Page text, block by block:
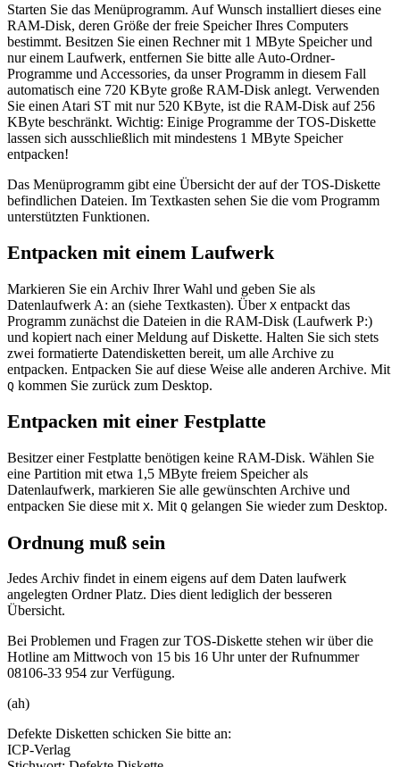
Starten Sie das Menüprogramm. Auf Wunsch installiert dieses eine
RAM-Disk, deren Größe der freie Speicher Ihres Computers
bestimmt. Besitzen Sie einen Rechner mit 1 MByte Speicher und
nur einem Laufwerk, entfernen Sie bitte alle Auto-Ordner-
Programme und Accessories, da unser Programm in diesem Fall
automatisch eine 720 KByte große RAM-Disk anlegt. Verwenden
Sie einen Atari ST mit nur 520 KByte, ist die RAM-Disk auf 256
KByte beschränkt. Wichtig: Einige Programme der TOS-Diskette
lassen sich ausschließlich mit mindestens 1 MByte Speicher
entpacken!
Das Menüprogramm gibt eine Übersicht der auf der TOS-Diskette
befindlichen Dateien. Im Textkasten sehen Sie die vom Programm
unterstützten Funktionen.
Entpacken mit einem Laufwerk
Markieren Sie ein Archiv Ihrer Wahl und geben Sie als
Datenlaufwerk A: an (siehe Textkasten). Über X entpackt das
Programm zunächst die Dateien in die RAM-Disk (Laufwerk P:)
und kopiert nach einer Meldung auf Diskette. Halten Sie sich stets
zwei formatierte Datendisketten bereit, um alle Archive zu
entpacken. Entpacken Sie auf diese Weise alle anderen Archive. Mit
Q kommen Sie zurück zum Desktop.
Entpacken mit einer Festplatte
Besitzer einer Festplatte benötigen keine RAM-Disk. Wählen Sie
eine Partition mit etwa 1,5 MByte freiem Speicher als
Datenlaufwerk, markieren Sie alle gewünschten Archive und
entpacken Sie diese mit X. Mit Q gelangen Sie wieder zum Desktop.
Ordnung muß sein
Jedes Archiv findet in einem eigens auf dem Daten laufwerk
angelegten Ordner Platz. Dies dient lediglich der besseren
Übersicht.
Bei Problemen und Fragen zur TOS-Diskette stehen wir über die
Hotline am Mittwoch von 15 bis 16 Uhr unter der Rufnummer
08106-33 954 zur Verfügung.
(ah)
Defekte Disketten schicken Sie bitte an:
ICP-Verlag